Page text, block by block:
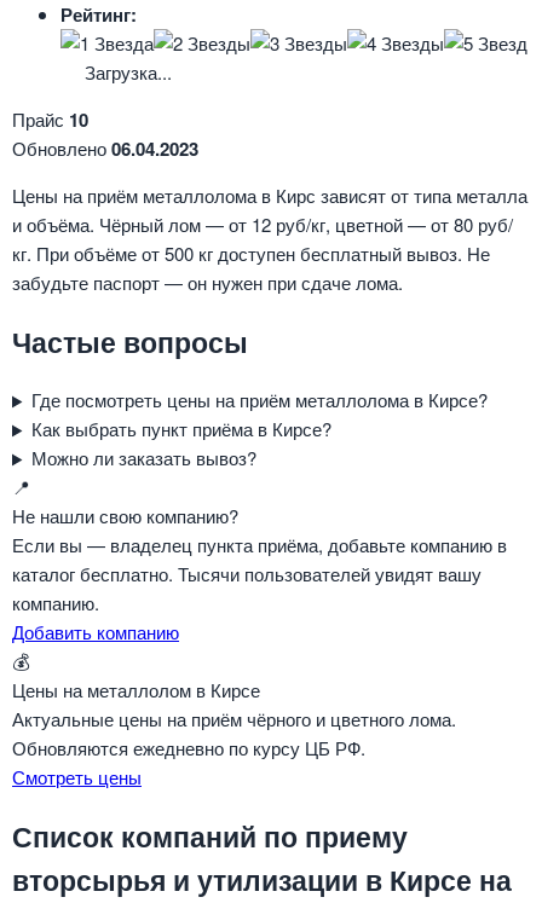
Рейтинг:
Загрузка...
Прайс 10
Обновлено06.04.2023
Цены на приём металлолома в Кирс зависят от типа металла
и объёма. Чёрный лом — от 12 руб/кг, цветной — от 80 руб/
кг. При объёме от 500 кг доступен бесплатный вывоз. Не
забудьте паспорт — он нужен при сдаче лома.
Частые вопросы
Где посмотреть цены на приём металлолома в Кирсе?
Как выбрать пункт приёма в Кирсе?
Можно ли заказать вывоз?
📍
Не нашли свою компанию?
Если вы — владелец пункта приёма, добавьте компанию в
каталог бесплатно. Тысячи пользователей увидят вашу
компанию.
Добавить компанию
💰
Цены на металлолом в Кирсе
Актуальные цены на приём чёрного и цветного лома.
Обновляются ежедневно по курсу ЦБ РФ.
Смотреть цены
Список компаний по приему
вторсырья и утилизации в Кирсе на